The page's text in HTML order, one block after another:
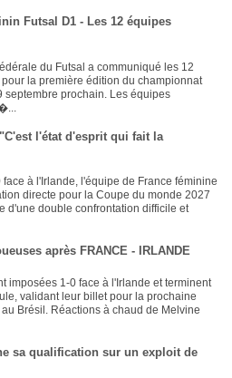
Futsal D1 - Les 12 équipes
du Futsal a communiqué les 12
la première édition du championnat
septembre prochain. Les équipes
l'état d'esprit qui fait la
face à l'Irlande, l'équipe de France féminine
directe pour la Coupe du monde 2027
d'une double confrontation difficile et
après FRANCE - IRLANDE
imposées 1-0 face à l'Irlande et terminent
validant leur billet pour la prochaine
Brésil. Réactions à chaud de Melvine
sa qualification sur un exploit de